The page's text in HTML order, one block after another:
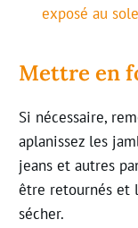
exposé au
Mettre en
Si nécessaire,
aplanissez les
jeans et autres
être retournés et
sécher.